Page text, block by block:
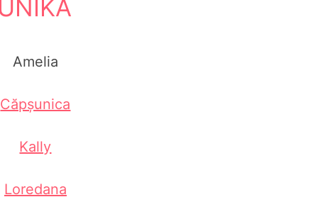
Amelia
Căpșunica
Kally
Loredana